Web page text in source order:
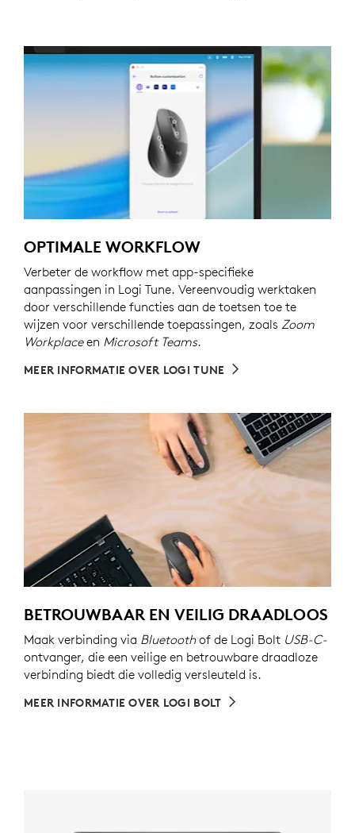
OPTIMALE WORKFLOW
Verbeter de workflow met app-specifieke
aanpassingen in Logi Tune. Vereenvoudig werktaken
door verschillende functies aan de toetsen toe te
wijzen voor verschillende toepassingen, zoals Zoom
Workplaceen Microsoft Teams.
MEER INFORMATIE OVER LOGI TUNE
BETROUWBAAR EN VEILIG DRAADLOOS
Maak verbinding via Bluetoothof de Logi Bolt USB-C-
ontvanger, die een veilige en betrouwbare draadloze
verbinding biedt die volledig versleuteld is.
MEER INFORMATIE OVER LOGI BOLT